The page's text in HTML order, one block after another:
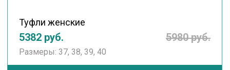
Туфли женские
5382 руб. 5980 руб.
Размеры: 37, 38, 39, 40